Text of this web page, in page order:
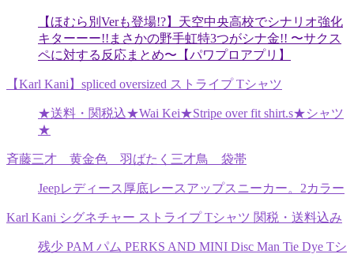
【ほむら別Verも登場!?】天空中央高校でシナリオ強化
キターーー!!まさかの野手虹特3つがシナ金!! 〜サクス
ペに対する反応まとめ〜【パワプロアプリ】
【Karl Kani】spliced oversized ストライプ Tシャツ
★送料・関税込★Wai Kei★Stripe over fit shirt.s★シャツ
★
斉藤三才 黄金色 羽ばたく三才鳥 袋帯
Jeepレディース厚底レースアップスニーカー。2カラー
Karl Kani シグネチャー ストライプ Tシャツ 関税・送料込み
残少 PAM パム PERKS AND MINI Disc Man Tie Dye Tシ